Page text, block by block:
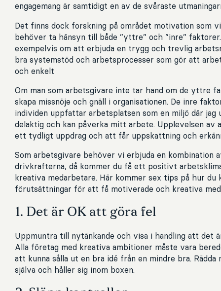
engagemang är samtidigt en av de svåraste
Det finns dock forskning på området motivation som
behöver ta hänsyn till både ”yttre” och ”inre”
exempelvis om att erbjuda en trygg och trevlig
bra systemstöd och arbetsprocesser som gör att
och enkelt
Om man som arbetsgivare inte tar hand om de yttre
skapa missnöje och gnäll i organisationen. De inre
individen uppfattar arbetsplatsen som en miljö där jag
delaktig och kan påverka mitt arbete. Upplevelsen av
ett tydligt uppdrag och att får uppskattning och
Som arbetsgivare behöver vi erbjuda en kombination
drivkrafterna, då kommer du få ett positivt
kreativa medarbetare. Här kommer sex tips på hur du
förutsättningar för att få motiverade och kreativa
1. Det är OK att göra fel
Uppmuntra till nytänkande och visa i handling att det
Alla företag med kreativa ambitioner måste vara
att kunna sålla ut en bra idé från en mindre bra. Rädda
själva och håller sig inom boxen.